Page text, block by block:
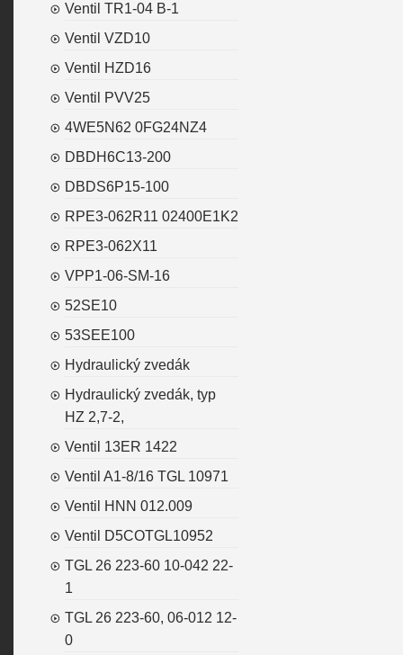
Ventil TR1-04 B-1
Ventil VZD10
Ventil HZD16
Ventil PVV25
4WE5N62 0FG24NZ4
DBDH6C13-200
DBDS6P15-100
RPE3-062R11 02400E1K2
RPE3-062X11
VPP1-06-SM-16
52SE10
53SEE100
Hydraulický zvedák
Hydraulický zvedák, typ
HZ 2,7-2,
Ventil 13ER 1422
Ventil A1-8/16 TGL 10971
Ventil HNN 012.009
Ventil D5COTGL10952
TGL 26 223-60 10-042 22-
1
TGL 26 223-60, 06-012 12-
0